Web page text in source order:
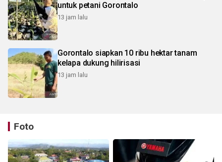
untuk petani Gorontalo
13 jam lalu
Gorontalo siapkan 10 ribu hektar tanam
kelapa dukung hilirisasi
13 jam lalu
Foto